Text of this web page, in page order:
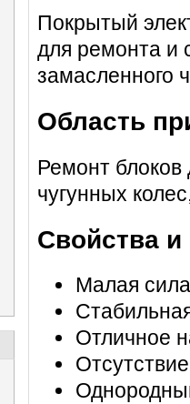
Покрытый
для ремонта и
замасленного
Область
Ремонт блоков
чугунных
Свойства
Малая
Отличное